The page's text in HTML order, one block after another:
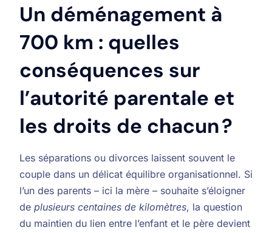
Un déménagement à
700 km : quelles
conséquences sur
l’autorité parentale et
les droits de chacun ?
Les séparations ou divorces laissent souvent le
couple dans un délicat équilibre organisationnel. Si
l’un des parents – ici la mère – souhaite s’éloigner
de plusieurs centaines de kilomètres, la question
du maintien du lien entre l’enfant et le père devient